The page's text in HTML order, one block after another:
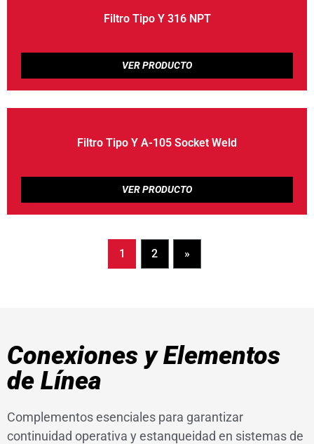
Filtro Tipo Y 316 NPT
Filtro Tipo Y A-105 Socket Weld
1 2 »
Conexiones y Elementos
de Línea
Complementos esenciales para garantizar
continuidad operativa y estanqueidad en sistemas de